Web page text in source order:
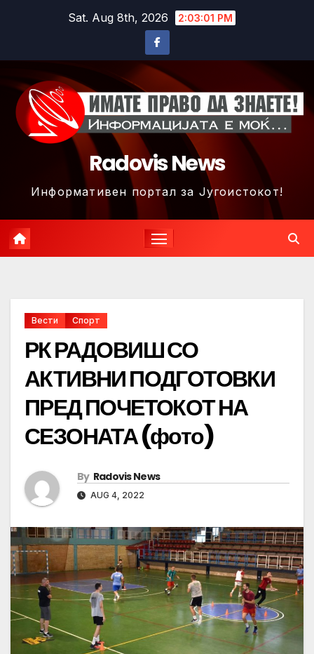
Sat. Aug 8th, 2026 2:03:04 PM
Radovis News
Информативен портал за Југоистокот!
Вести Спорт
РК РАДОВИШ СО
АКТИВНИ ПОДГОТОВКИ
ПРЕД ПОЧЕТОКОТ НА
СЕЗОНАТА (фото)
By Radovis News
AUG 4, 2022